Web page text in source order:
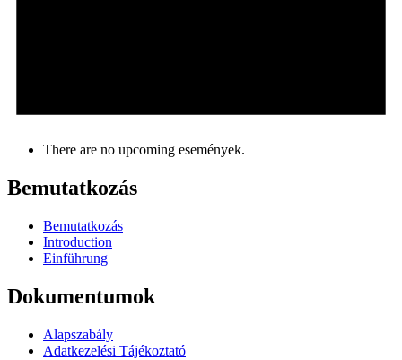
There are no upcoming események.
Bemutatkozás
Bemutatkozás
Introduction
Einführung
Dokumentumok
Alapszabály
Adatkezelési Tájékoztató